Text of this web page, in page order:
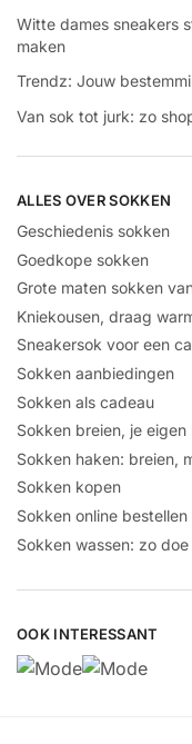
Witte dames sneakers
maken
Trendz: Jouw
Van sok tot jurk: zo
ALLES OVER SOKKEN
Geschiedenis sokken
Goedkope sokken
Grote maten sokken
Kniekousen, draag
Sneakersok voor een
Sokken aanbiedingen
Sokken als cadeau
Sokken breien, je
Sokken haken: breien,
Sokken kopen
Sokken online bestellen
Sokken wassen: zo
OOK INTERESSANT